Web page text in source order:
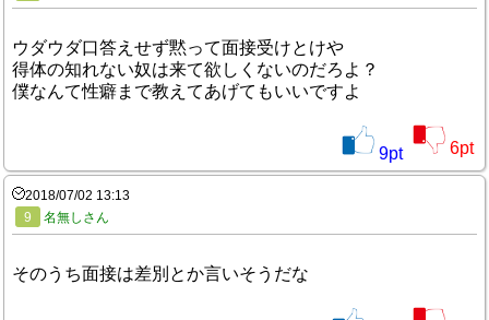
ウダウダ口答えせず黙って面接受けとけや
得体の知れない奴は来て欲しくないのだろよ？
僕なんて性癖まで教えてあげてもいいですよ
9pt 6pt
2018/07/02 13:13
9
名無しさん
そのうち面接は差別とか言いそうだな